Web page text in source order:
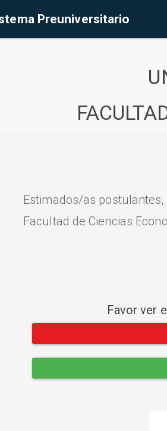
Preuniversitario
Estimados/as
Facultad de Ciencias
Favor ver